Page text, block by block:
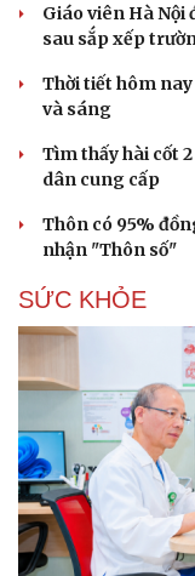
Giáo viên Hà Nội
sau sắp xếp
Thời tiết hôm nay
và sáng
Tìm thấy hài cốt
dân cung cấp
Thôn có 95%
nhận "Thôn số"
SỨC KHỎE